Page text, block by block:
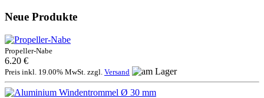
Neue Produkte
Propeller-Nabe
6.20 €
Preis inkl. 19.00% MwSt. zzgl. Versand